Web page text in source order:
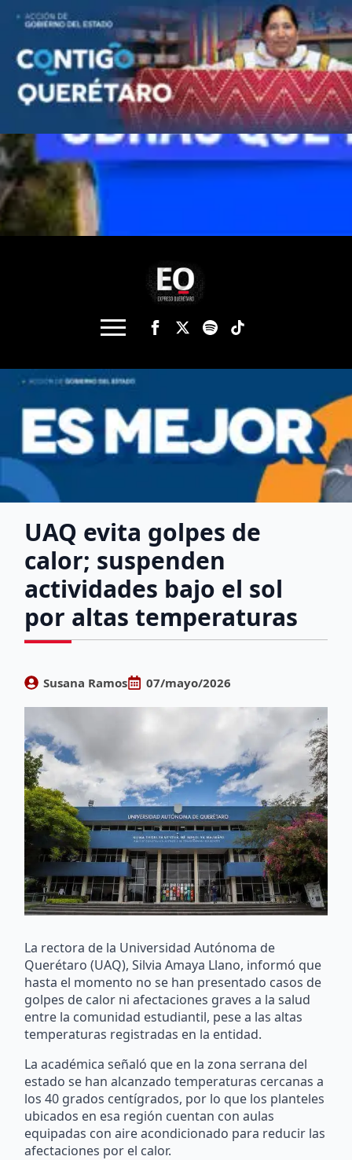
UAQ evita golpes de
calor; suspenden
actividades bajo el sol
por altas temperaturas
Susana Ramos 07/mayo/2026
La rectora de la Universidad Autónoma de
Querétaro (UAQ), Silvia Amaya Llano, informó que
hasta el momento no se han presentado casos de
golpes de calor ni afectaciones graves a la salud
entre la comunidad estudiantil, pese a las altas
temperaturas registradas en la entidad.
La académica señaló que en la zona serrana del
estado se han alcanzado temperaturas cercanas a
los 40 grados centígrados, por lo que los planteles
ubicados en esa región cuentan con aulas
equipadas con aire acondicionado para reducir las
afectaciones por el calor.